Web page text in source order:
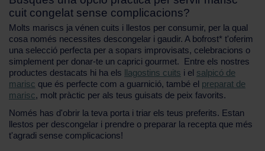
cuit congelat sense complicacions?
Molts mariscs ja vénen cuits i llestos per consumir, per la qual
cosa només necessites descongelar i gaudir. A bofrost* t'oferim
una selecció perfecta per a sopars improvisats, celebracions o
simplement per donar-te un caprici gourmet. Entre els nostres
productes destacats hi ha els
llagostins cuits i el salpicó de
marisc que és perfecte com a guarnició, també el preparat de
marisc, molt pràctic per als teus guisats de peix favorits.
Només has d'obrir la teva porta i triar els teus preferits. Estan
llestos per descongelar i prendre o preparar la recepta que més
t'agradi sense complicacions!